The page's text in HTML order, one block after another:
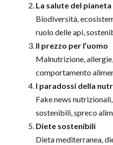
La salute del
Biodiversità,
ruolo delle api,
Il prezzo per l’uomo
Malnutrizione,
comportamento
I paradossi della
Fake news
sostenibili, spreco
Diete sostenibili
Dieta mediterranea,